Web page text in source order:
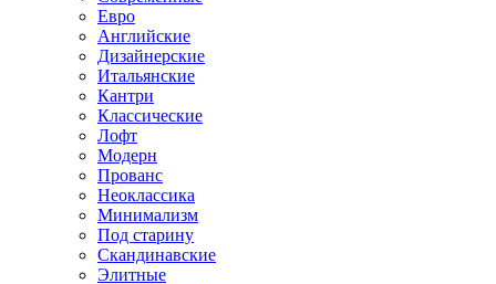
Евро
Английские
Дизайнерские
Итальянские
Кантри
Классические
Лофт
Модерн
Прованс
Неоклассика
Минимализм
Под старину
Скандинавские
Элитные